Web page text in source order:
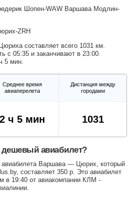
Шопен-WAW Варшава Модлин-
ZRH
составляет всего 1031 км.
с 05:35 и заканчивают в 23:00.
5 мин.
Среднее время
авиаперелета
Дистанция между
городами
2 ч 5 мин 1031
авиабилет?
авиабилета Варшава — Цюрих, который
составляет 350 р . Это авиабилет
в 19:40 от авиакомпании КЛМ -